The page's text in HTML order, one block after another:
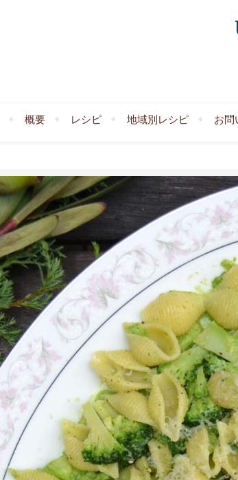
概要 レシピ 地域別レシピ お問